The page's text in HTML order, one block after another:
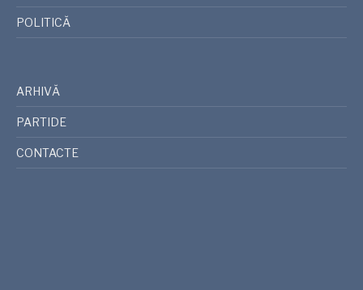
POLITICĂ
ARHIVĂ
PARTIDE
CONTACTE